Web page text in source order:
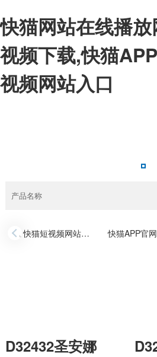
快猫网站在线播
视频下载,快猫
视频网站入口
快猫短视频网站入口 快猫APP官网
‹
D32432圣安娜